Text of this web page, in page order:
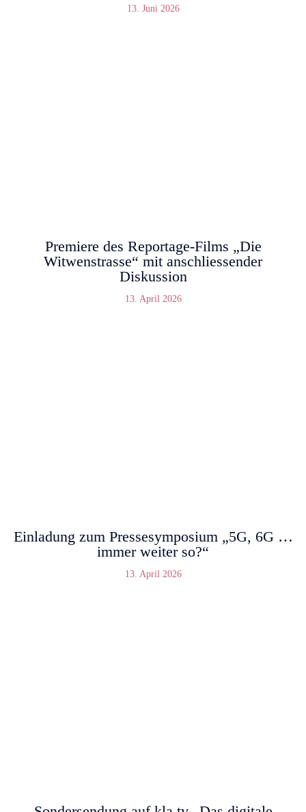
13. Juni 2026
Premiere des Reportage-Films „Die
Witwenstrasse“ mit anschliessender
Diskussion
13. April 2026
Einladung zum Pressesymposium „5G, 6G …
immer weiter so?“
13. April 2026